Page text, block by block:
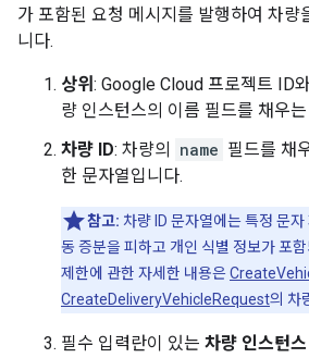
가 포함된 요청 메시지를 발행하여 차량
니다.
상위 : Google Cloud 프로젝트 ID
량 인스턴스의 이름 필드를 채우
차량 ID: 차량의 name 필드를 채
한 문자열입니다.
참고: 차량 ID 문자열에는 특정 문
동 증분을 피하고 개인 식별 정보가 포
제한에 관한 자세한 내용은
CreateDeliveryVehicleRequest의 차
필수 입력란이 있는 차량 인스턴스